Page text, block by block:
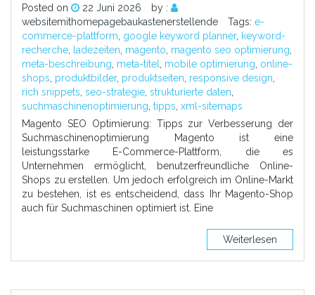
Posted on 22 Juni 2026
by :
websitemithomepagebaukastenerstellende
Tags: e-
commerce-plattform google keyword planner, keyword-
recherche ladezeiten magento magento seo optimierung
meta-beschreibung meta-titel mobile optimierung online-
shops produktbilder, produktseiten responsive design
rich snippets seo-strategie strukturierte daten
suchmaschinenoptimierung tipps xml-sitemaps
Magento SEO Optimierung: Tipps zur Verbesserung der
Suchmaschinenoptimierung Magento ist eine
leistungsstarke E-Commerce-Plattform, die es
Unternehmen ermöglicht, benutzerfreundliche Online-
Shops zu erstellen. Um jedoch erfolgreich im Online-Markt
zu bestehen, ist es entscheidend, dass Ihr Magento-Shop
auch für Suchmaschinen optimiert ist. Eine
Weiterlesen